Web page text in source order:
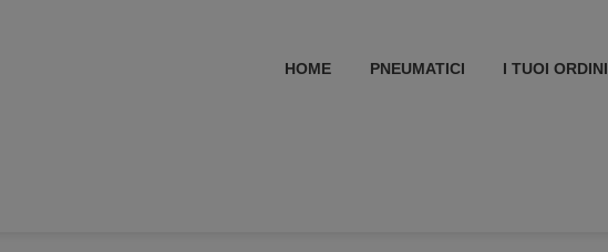
HOME PNEUMATICI I TUOI ORDINI